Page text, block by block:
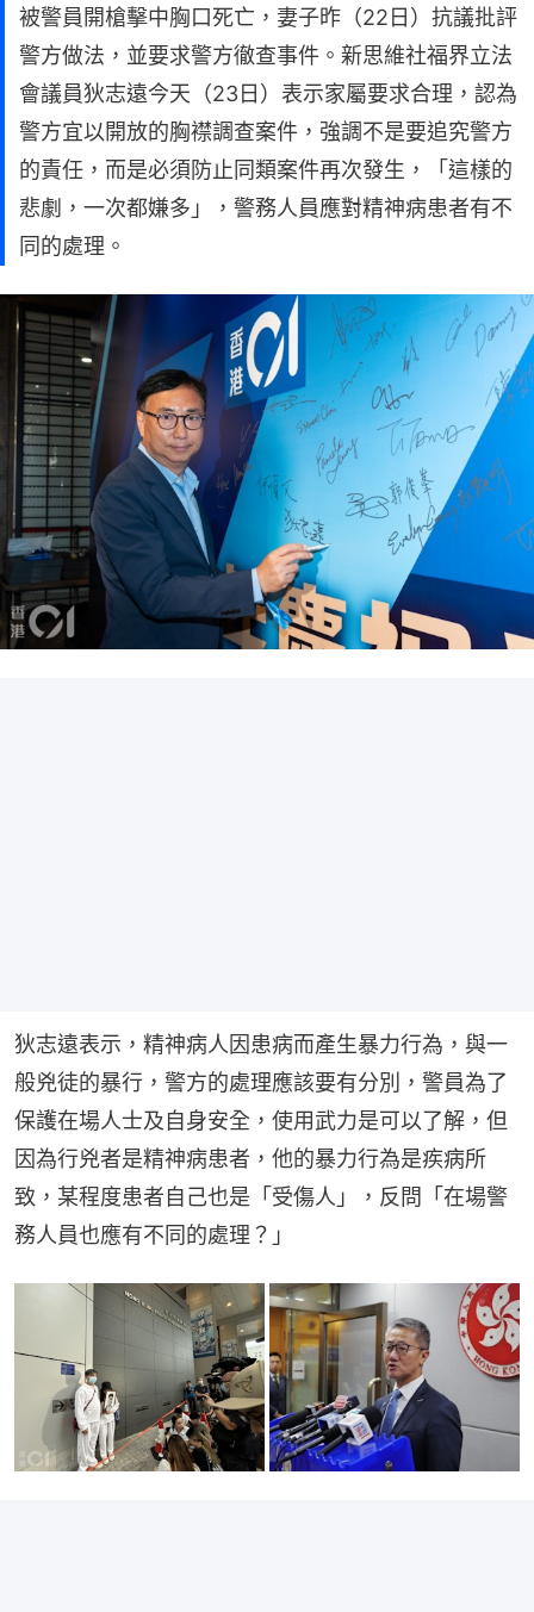
被警員開槍擊中胸口死亡，妻子昨（22日）抗議批評
警方做法，並要求警方徹查事件。新思維社福界立法
會議員狄志遠今天（23日）表示家屬要求合理，認為
警方宜以開放的胸襟調查案件，強調不是要追究警方
的責任，而是必須防止同類案件再次發生，「這樣的
悲劇，一次都嫌多」，警務人員應對精神病患者有不
同的處理。
狄志遠表示，精神病人因患病而產生暴力行為，與一
般兇徒的暴行，警方的處理應該要有分別，警員為了
保護在場人士及自身安全，使用武力是可以了解，但
因為行兇者是精神病患者，他的暴力行為是疾病所
致，某程度患者自己也是「受傷人」，反問「在場警
務人員也應有不同的處理？」